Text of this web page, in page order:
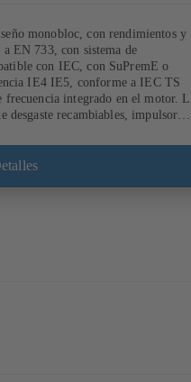
monobloc, con rendimientos y
EN 733, con sistema de
con IEC, con SuPremE o
IE4 IE5, conforme a IEC TS
integrado en el motor.
desgaste recambiables, impulsor
protector intercambiable en la zona
out» permite un desmontaje del
eficiencia de la directiva ErP.